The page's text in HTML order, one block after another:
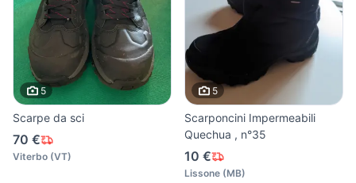
5
Scarpe da sci
70 €
Viterbo (VT)
5
Scarponcini Impermeabili
Quechua , n°35
10 €
Lissone (MB)